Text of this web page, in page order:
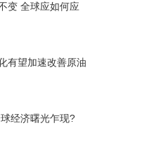
变 全球应如何应
有望加速改善原油
经济曙光乍现?